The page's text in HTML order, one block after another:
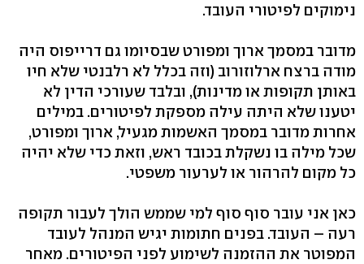
נימוקים לפיטורי העובד.
מדובר במסמך ארוך ומפורט שבסיומו גם דרייפוס היה
מודה ברצח ארלוזורוב (וזה בכלל לא רלבנטי שלא חיו
באותן תקופות או מדינות), ובלבד שעורכי הדין לא
יטענו שלא היתה עילה מספקת לפיטורים. במילים
אחרות מדובר במסמך האשמות מגעיל, ארוך ומפורט,
שכל מילה בו נשקלת בכובד ראש, וזאת כדי שלא יהיה
כל מקום להרהור או לערעור משפטי.
כאן אני עובר סוף סוף למי שממש הולך לעבור תקופה
רעה – העובד. בפנים חתומות יגיש המנהל לעובד
המפוטר את ההזמנה לשימוע לפני הפיטורים. מאחר